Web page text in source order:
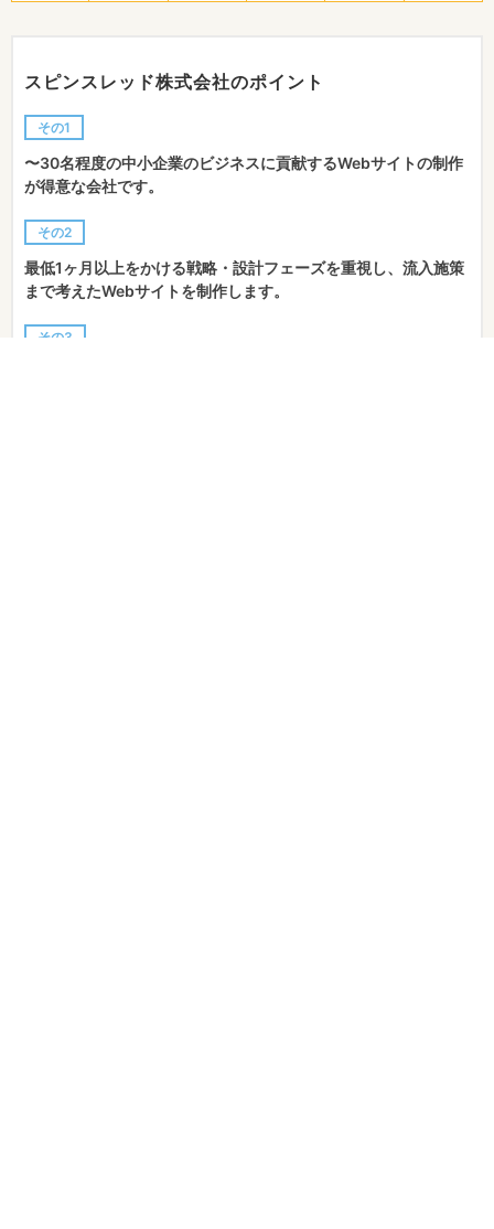
スピンスレッド株式会社のポイント
その1
〜30名程度の中小企業のビジネスに貢献するWebサイトの制作
が得意な会社です。
その2
最低1ヶ⽉以上をかける戦略・設計フェーズを重視し、流⼊施策
まで考えたWebサイトを制作します。
その3